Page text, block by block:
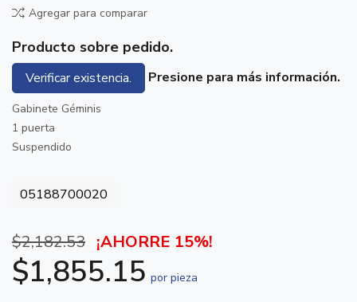
Agregar para comparar
Producto sobre pedido.
Verificar existencia. Presione para más información.
Gabinete Géminis
1 puerta
Suspendido
05188700020
$2,182.53 ¡AHORRE 15%!
$1,855.15 por pieza